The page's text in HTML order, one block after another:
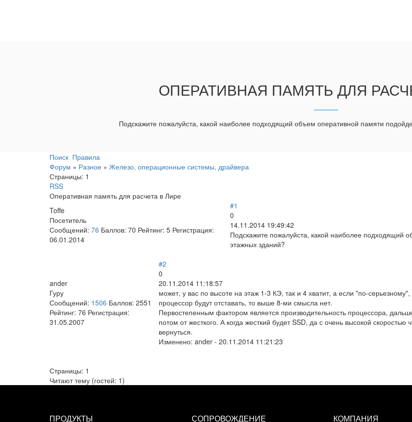
ОПЕРАТИВНАЯ ПАМЯТЬ ДЛЯ
Подскажите пожалуйста, какой наиболее подходящий объем оперативной памяти
Поиск Правила
Форум » Разное » Железо, операционные системы, драйвера
Страницы: 1
RSS
Оперативная память для расчета в Лире
Toffe
Посетитель
Сообщений: 76 Баллов: 70 Рейтинг: 5 Регистрация:
06.01.2014
#1
0
14.11.2014 19:49:42
Подскажите пожалуйста, какой наиболее подходящий
этажных зданий?
ander
Гуру
Сообщений: 1506 Баллов: 2551
Рейтинг: 76 Регистрация:
31.05.2007
#2
0
20.11.2014 11:18:57
может, у вас по высоте на этаж 1-3 КЭ, так и 4 хватит, а если "по-
процессор будут отставать, то выше 8-ми смысла нет.
Первостепенным фактором является производительность процессора,
потом от жесткого. А когда жесткий будет SSD, да с очень высокой
вернуться.
Изменено: ander - 20.11.2014 11:21:23
Страницы: 1
Читают тему (гостей: 1)
ПРОДУКТЫ СОПРОВОЖДЕНИЕ КОМПАНИЯ